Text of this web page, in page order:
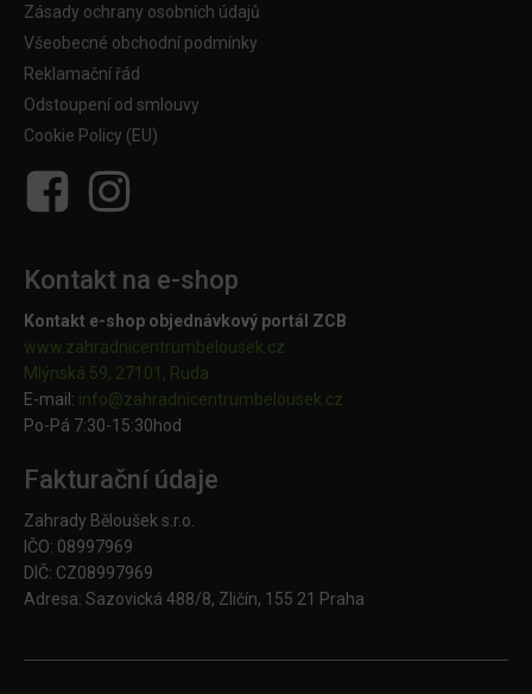
Zásady ochrany osobních údajů
Všeobecné obchodní podmínky
Reklamační řád
Odstoupení od smlouvy
Cookie Policy (EU)
Kontakt na e-shop
Kontakt e-shop objednávkový portál ZCB
www.zahradnicentrumbelousek.cz
Mlýnská 59, 27101, Ruda
E-mail: info@zahradnicentrumbelousek. cz
Po-Pá 7:30-15:30hod
Fakturační údaje
Zahrady Běloušek s.r.o.
IČO: 08997969
DIČ: CZ08997969
Adresa: Sazovická 488/8, Zličín, 155 21 Praha